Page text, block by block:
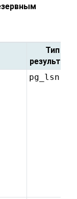
Тип
результата
pg_lsn